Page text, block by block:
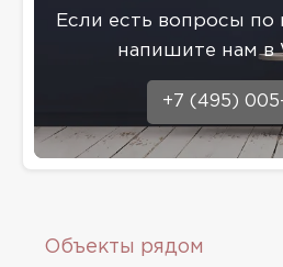
Eсли есть вопросы
напишите нам в
+7 (495)
Объекты рядом